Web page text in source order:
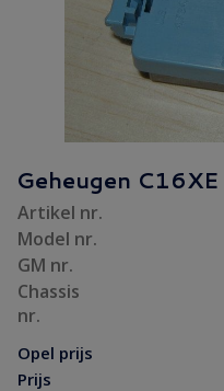
Geheugen C16XE
Artikel nr.
Model nr.
GM nr.
Chassis
nr.
Opel prijs
Prijs